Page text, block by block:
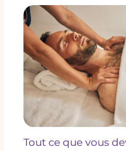
Tout ce que vous